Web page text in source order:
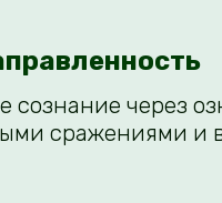
через
сражениями